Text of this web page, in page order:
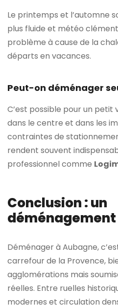
Le printemps et l’automne
plus fluide et météo
problème à cause de la
départs en vacances.
Peut-on déménager
C’est possible pour un petit
dans le centre et dans les
contraintes de
rendent souvent
professionnel comme
Conclusion : un
Déménager à Aubagne,
carrefour de la Provence,
agglomérations mais
réelles. Entre ruelles
modernes et circulation